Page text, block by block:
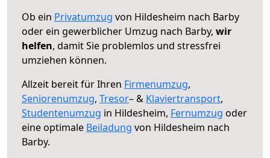
Ob ein Privatumzug von Hildesheim nach Barby
oder ein gewerblicher Umzug nach Barby, wir
helfen, damit Sie problemlos und stressfrei
umziehen können.
Allzeit bereit für Ihren Firmenumzug,
Seniorenumzug, Tresor– & Klaviertransport,
Studentenumzug in Hildesheim, Fernumzug oder
eine optimale Beiladung von Hildesheim nach
Barby.